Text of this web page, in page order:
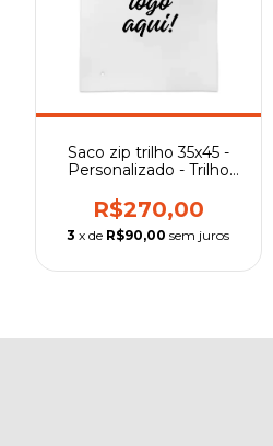
Saco zip trilho 35x45 -
Personalizado - Trilho
R$270,00
3 x de R$90,00 sem juros